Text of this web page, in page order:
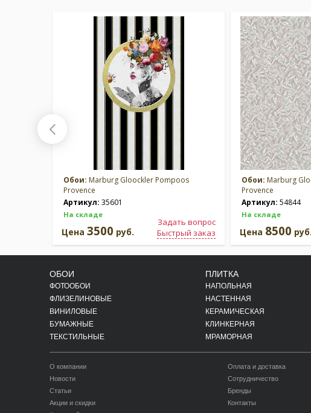
Обои: Marburg Gloockler Pompoos
Provence
Артикул: 35601
На складе
Задать вопрос
Быстрый заказ
Цена 3500 руб.
Обои: Marburg
Provence
Артикул: 54844
На складе
Цена 8500 руб.
ОБОИ
ФОТООБОИ
ФЛИЗЕЛИНОВЫЕ
ВИНИЛОВЫЕ
БУМАЖНЫЕ
ТЕКСТИЛЬНЫЕ
ПЛИТКА
НАПОЛЬНАЯ
НАСТЕННАЯ
КЕРАМИЧЕСКАЯ
КЛИНКЕРНАЯ
МРАМОРНАЯ
О компании
Новости
Статьи
Акции и скидки
Оплата и доставка
Сотрудничество
Бренды
Контакты